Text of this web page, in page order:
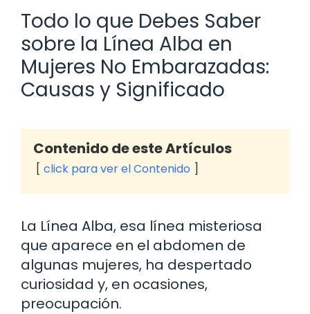
Todo lo que Debes Saber
sobre la Línea Alba en
Mujeres No Embarazadas:
Causas y Significado
Contenido de este Artículos
click para ver el Contenido
La Línea Alba, esa línea misteriosa
que aparece en el abdomen de
algunas mujeres, ha despertado
curiosidad y, en ocasiones,
preocupación.